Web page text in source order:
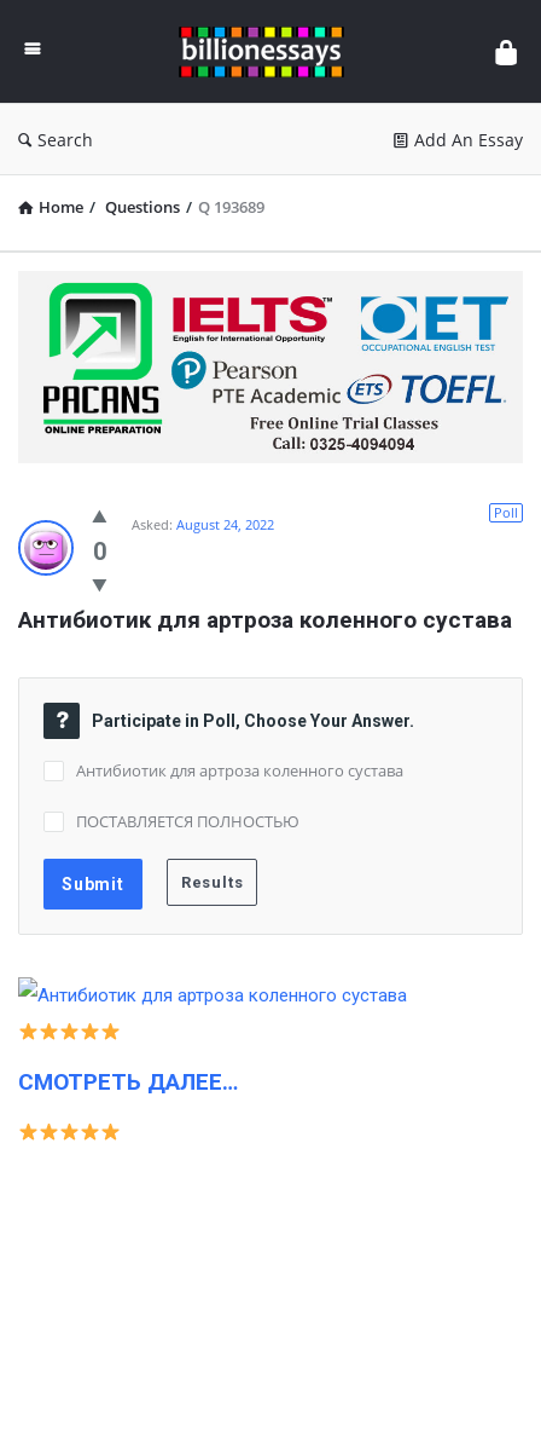
Essays
Search Add An Essay
Home / Questions / Q 193689
0
Poll
Asked: August 24, 2022
Антибиотик для артроза коленного сустава
Participate in Poll, Choose Your Answer.
Антибиотик для артроза коленного сустава
ПОСТАВЛЯЕТСЯ ПОЛНОСТЬЮ
СМОТРЕТЬ ДАЛЕЕ…